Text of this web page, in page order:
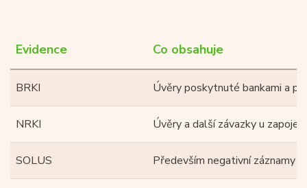
Evidence Co obsahuje
BRKI Úvěry poskytnuté bankami a
NRKI Úvěry a další závazky u
SOLUS Především negativní záznamy